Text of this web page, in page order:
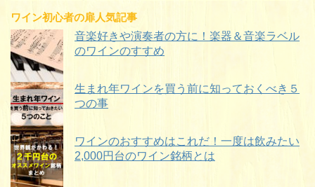
ワイン初心者の扉人気記事
音楽好きや演奏者の方に！楽器＆音楽ラベル
のワインのすすめ
生まれ年ワインを買う前に知っておくべき５
つの事
ワインのおすすめはこれだ！一度は飲みたい
2,000円台のワイン銘柄とは